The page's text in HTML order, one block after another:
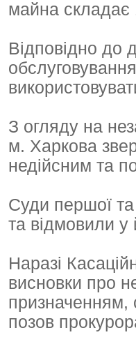
майна складає
Відповідно до
З огляду на
м. Харкова
недійсним та
Суди першої та
та відмовили у
Наразі
висновки про
призначенням,
позов